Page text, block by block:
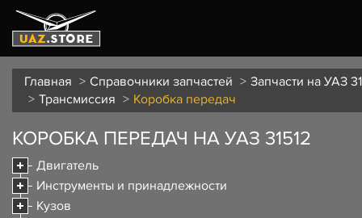
Главная Справочники запчастей
Запчасти на УАЗ
Трансмиссия
Коробка передач
КОРОБКА ПЕРЕДАЧ НА УАЗ 31512
Двигатель
Инструменты и принадлежности
Кузов